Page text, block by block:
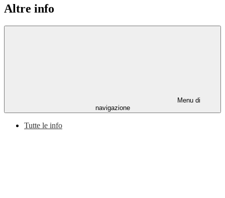
Altre info
Menu di
navigazione
Tutte le info